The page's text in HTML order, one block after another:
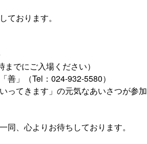
ております。
でにご入場ください）
」（Tel：024-932-5580）
てきます」の元気なあいさつが参加
同、心よりお待ちしております。